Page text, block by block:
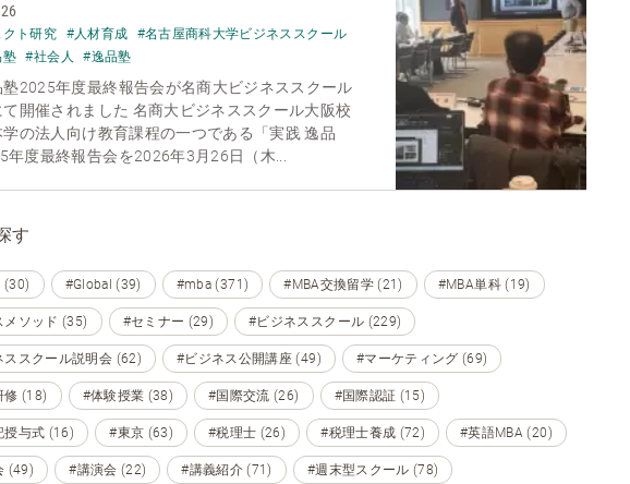
ト研究 #人材育成
#名古屋商科大学ビジネススクール
塾
#社会人 #逸品塾
2025年度最終報告会が名商大ビジネススクール
て開催されました 名商大ビジネススクール大阪校
学の法人向け教育課程の一つである「実践 逸品
年度最終報告会を2026年3月26日（木...
す
(30) #Global (39) #mba (371) #MBA交換留学 (21) #MBA単科 (19)
メソッド (35) #セミナー (29) #ビジネススクール (229)
ススクール説明会 (62) #ビジネス公開講座 (49) #マーケティング (69)
修 (18) #体験授業 (38) #国際交流 (26) #国際認証 (15)
授与式 (16) #東京 (63) #税理士 (26) #税理士養成 (72) #英語MBA (20)
(49) #講演会 (22) #講義紹介 (71) #週末型スクール (78)